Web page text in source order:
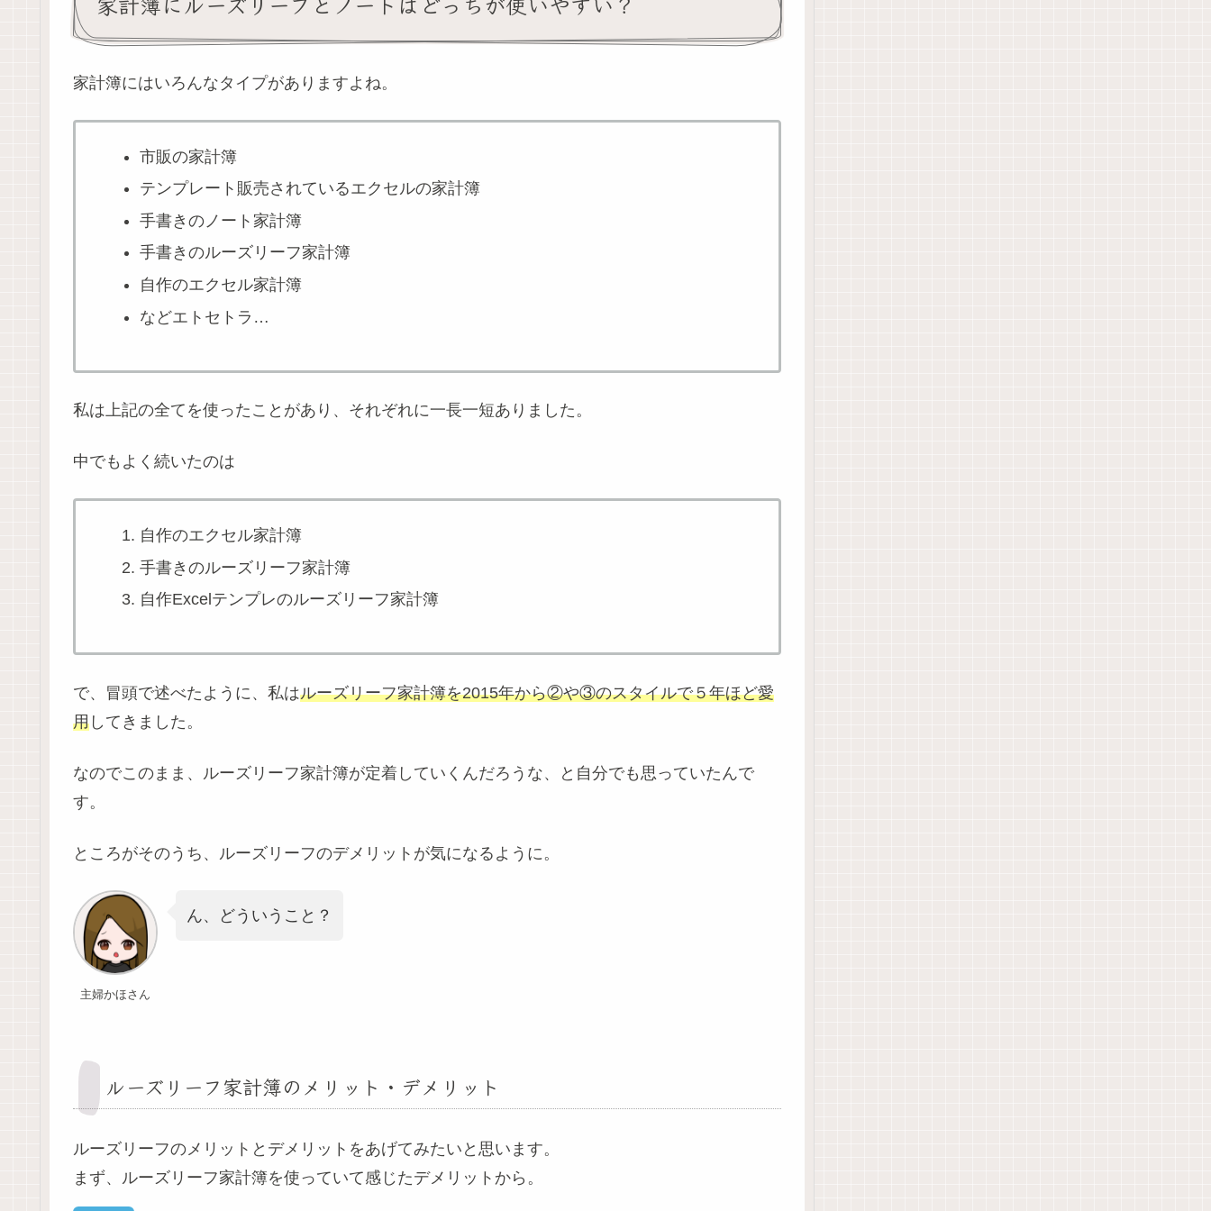
家計簿にはいろんなタイプがありますよね。
市販の家計簿
テンプレート販売されているエクセルの家計簿
手書きのノート家計簿
手書きのルーズリーフ家計簿
自作のエクセル家計簿
などエトセトラ…
私は上記の全てを使ったことがあり、それぞれに一長一短ありました。
中でもよく続いたのは
自作のエクセル家計簿
手書きのルーズリーフ家計簿
自作Excelテンプレのルーズリーフ家計簿
で、冒頭で述べたように、私はルーズリーフ家計簿を2015年から②や③のスタイルで５年ほど愛
用 してきました。
なのでこのまま、ルーズリーフ家計簿が定着していくんだろうな、と自分でも思っていたんで
す。
ところがそのうち、ルーズリーフのデメリットが気になるように。
主婦かほさん
ん、どういうこと？
ルーズリーフ家計簿のメリット・デメリット
ルーズリーフのメリットとデメリットをあげてみたいと思います。
まず、ルーズリーフ家計簿を使っていて感じたデメリットから。